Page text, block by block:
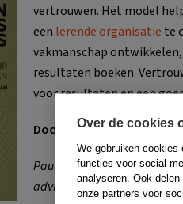
vertrouwen. Het model
een lerende organisatie te
vakmanschap
resultaten boeken.
voor resultaten en een
Door: Pauline Voortman
Pauline Voortman is
adviseur.OOk schreef ze
Over de cookies
We gebruiken cookies
functies voor social
analyseren. Ook
onze partners voor